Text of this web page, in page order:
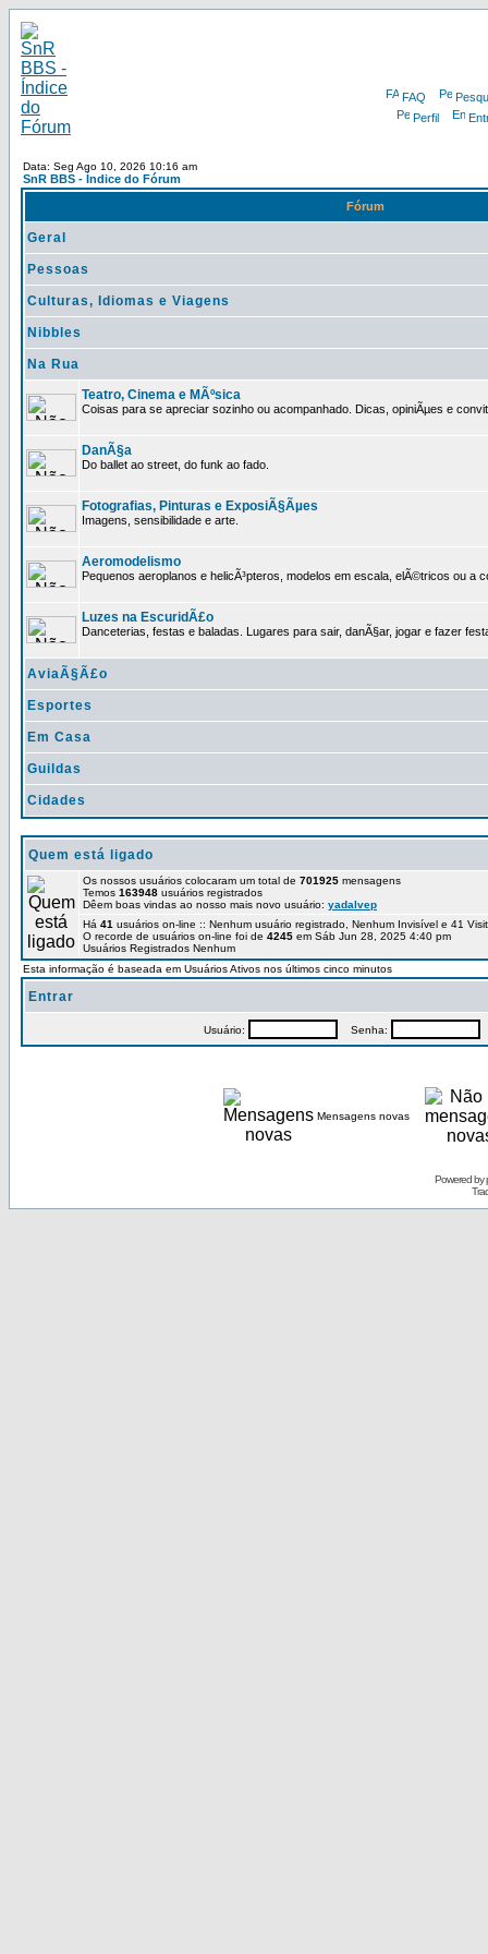
FAQ
Perfil
Data: Seg Ago 10, 2026 10:16 am
SnR BBS - Índice do Fórum
Fórum
Geral
Pessoas
Culturas, Idiomas e Viagens
Nibbles
Na Rua
Teatro, Cinema e MÃºsica
Coisas para se apreciar sozinho ou acompanhado. Dicas, opiniÃµes e
DanÃ§a
Do ballet ao street, do funk ao fado.
Fotografias, Pinturas e ExposiÃ§Ãµes
Imagens, sensibilidade e arte.
Aeromodelismo
Pequenos aeroplanos e helicÃ³pteros, modelos em escala, elÃ©tricos ou a
Luzes na EscuridÃ£o
Danceterias, festas e baladas. Lugares para sair, danÃ§ar, jogar e fazer
AviaÃ§Ã£o
Esportes
Em Casa
Guildas
Cidades
Quem está ligado
Os nossos usuários colocaram um total de 701925 mensagens
Temos 163948 usuários registrados
Dêem boas vindas ao nosso mais novo usuário: yadalvep
Há 41 usuários on-line :: Nenhum usuário registrado, Nenhum Invisível e 41
O recorde de usuários on-line foi de 4245 em Sáb Jun 28, 2025 4:40 pm
Usuários Registrados Nenhum
Esta informação é baseada em Usuários Ativos nos últimos cinco minutos
Entrar
Usuário: Senha:
Mensagens novas
Powered by